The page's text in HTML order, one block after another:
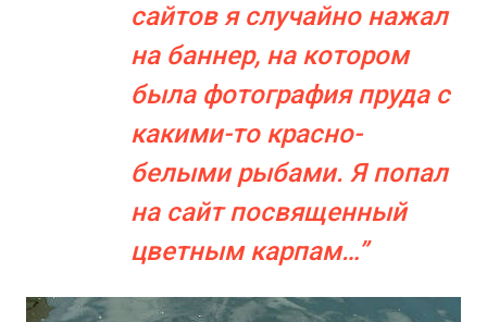
сайтов я случайно нажал
на баннер, на котором
была фотография пруда с
какими-то красно-
белыми рыбами. Я попал
на сайт посвященный
цветным карпам…